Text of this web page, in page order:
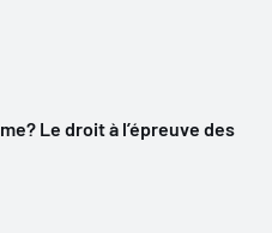
Le droit à l’épreuve des